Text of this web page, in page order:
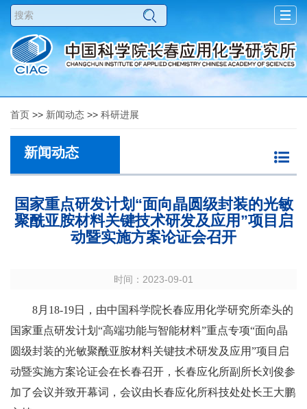
首页 >> 新闻动态 >> 科研进展
新闻动态
国家重点研发计划“面向晶圆级封装的光敏
聚酰亚胺材料关键技术研发及应用”项目启
动暨实施方案论证会召开
时间：2023-09-01
8月18-19日，由中国科学院长春应用化学研究所牵头的
国家重点研发计划“高端功能与智能材料”重点专项“面向晶
圆级封装的光敏聚酰亚胺材料关键技术研发及应用”项目启
动暨实施方案论证会在长春召开，长春应化所副所长刘俊参
加了会议并致开幕词，会议由长春应化所科技处处长王大鹏